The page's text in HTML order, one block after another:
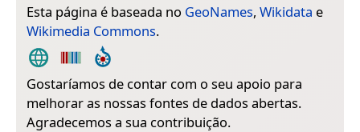
Esta página é baseada no GeoNames, Wikidata e
Wikimedia Commons.
Gostaríamos de contar com o seu apoio para
melhorar as nossas fontes de dados abertas.
Agradecemos a sua contribuição.